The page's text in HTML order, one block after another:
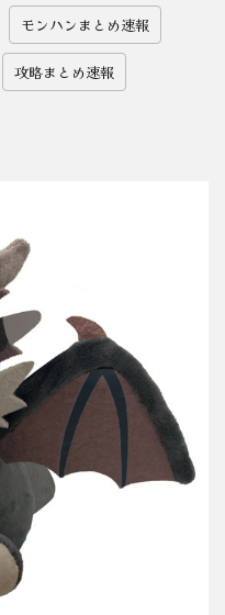
モンハンまとめ速報
攻略まとめ速報